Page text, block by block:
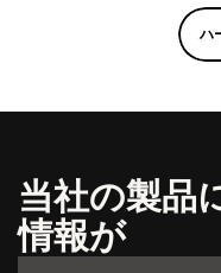
ハ
当社の製品
情報が